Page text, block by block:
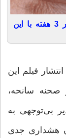
کاهش چشمگیر جای زخم و بخیه فقط در 3 هفته با این
فیلم این
صحنه سانحه،
بی‌توجهی به
هشداری جدی